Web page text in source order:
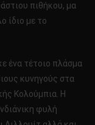
πιθήκου, μα
ίδιο με το
ένα τέτοιο πλάσμα
κυνηγούς στα
Κολούμπια. Η
φυλή